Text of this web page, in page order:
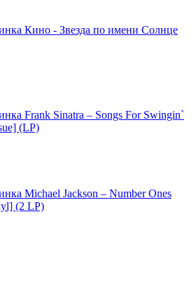
Кино - Звезда по имени Солнце
Frank Sinatra – Songs For Swingin`
(LP)
Michael Jackson – Number Ones
(2 LP)